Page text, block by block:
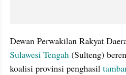
Sulawesi Tengah (Sulteng)
koalisi provinsi penghasil